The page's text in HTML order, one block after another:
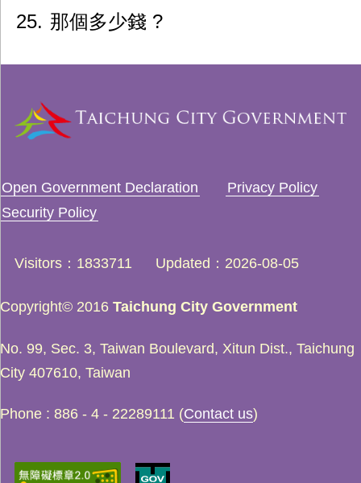
25 那個多少錢 ?
Open Government Declaration
Privacy Policy
Security Policy
Visitors 1833711 Updated 2026-08-05
Copyright© 2016 Taichung City Government
No. 99, Sec. 3, Taiwan Boulevard, Xitun Dist., Taichung
City 407610, Taiwan
Phone : 886 - 4 - 22289111 (Contact us)